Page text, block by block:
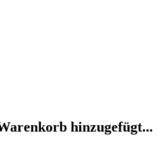
hinzugefügt...